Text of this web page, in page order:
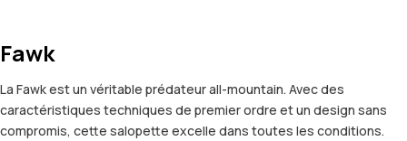
Fawk
La Fawk est un véritable prédateur all-mountain. Avec des
caractéristiques techniques de premier ordre et un design sans
compromis, cette salopette excelle dans toutes les conditions.